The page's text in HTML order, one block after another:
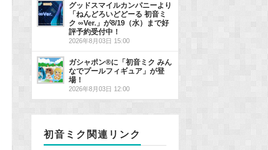
グッドスマイルカンパニーより
「ねんどろいどどーる 初音ミ
ク ∞Ver.」が8/19（水）まで好
評予約受付中！
2026年8月03日 15:00
ガシャポン®に「初音ミク みん
なでプールフィギュア」が登
場！
2026年8月03日 12:00
初音ミク関連リンク